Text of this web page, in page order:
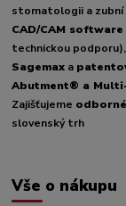
stomatologii a
CAD/CAM
technickou podporu),
Sagemax a
Abutment® a
Zajišťujeme
slovenský trh
Vše o nákupu